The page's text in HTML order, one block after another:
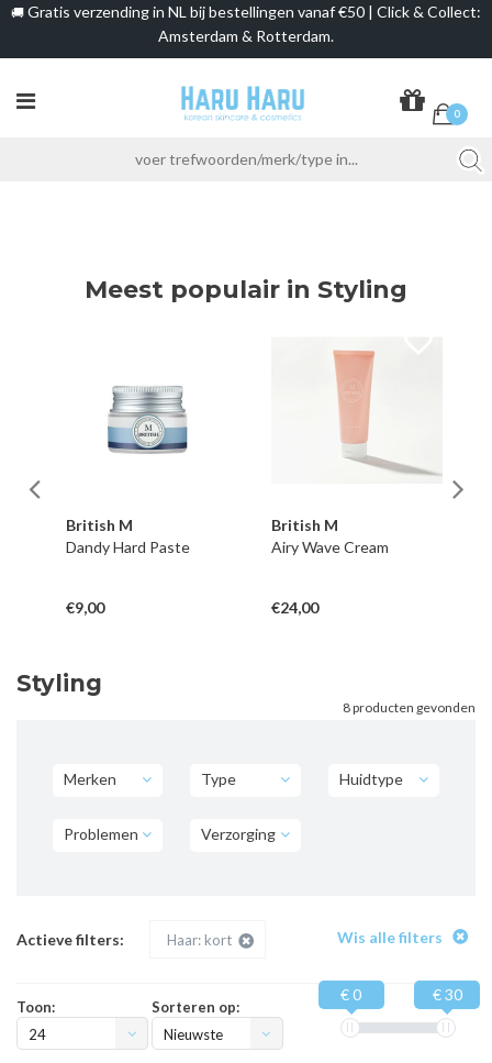
🚚 Gratis verzending in NL bij bestellingen vanaf €50 | Click & Collect:
Amsterdam & Rotterdam.
0
Meest populair in Styling
British M
Dandy Hard Paste
€9,00
British M
Airy Wave Cream
€24,00
Styling
8 producten gevonden
Merken Type Huidtype
Problemen Verzorging
Actieve filters: Haar: kort Wis alle filters
Toon:
24
Sorteren op:
Nieuwste
€ 0 € 30